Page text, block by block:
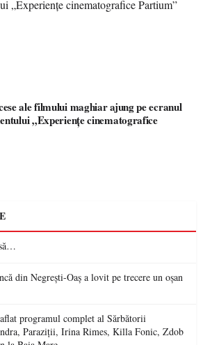
ale filmului maghiar ajung pe ecranul
„Experiențe cinematografice
din Negrești-Oaș a lovit pe trecere un oșan
programul complet al Sărbătorii
Paraziții, Irina Rimes, Killa Fonic, Zdob